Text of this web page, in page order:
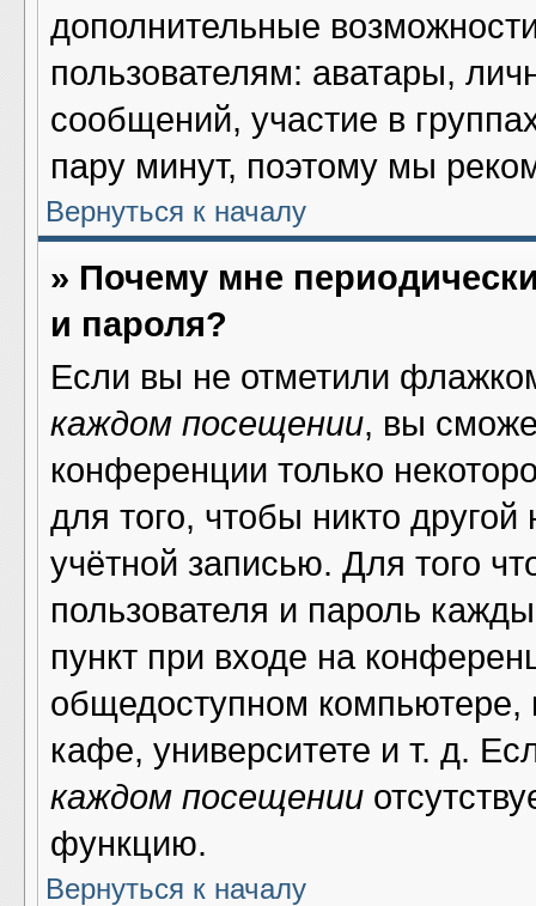
дополнительные
пользователям: аватары,
сообщений, участие в
пару минут, поэтому мы
Вернуться к началу
» Почему мне
и пароля?
Если вы не отметили
каждом посещении, вы
конференции только
для того, чтобы никто
учётной записью. Для того
пользователя и пароль
пункт при входе на
общедоступном компьютере,
кафе, университете и т. д.
каждом посещении
функцию.
Вернуться к началу